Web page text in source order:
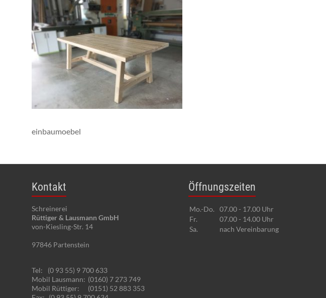
einbaumoebel
Kontakt
Schreinerei
Rüttiger & Lausmann GmbH
von-Kiesling-Str. 14
97846 Partenstein
Tel:
(0 93 55) 9 700 633
Mobil Lausmann: (0160) 7 273 749
Mobil Rüttiger:
(0151) 52 883 353
Öffnungszeiten
Mo.-Do.
07.00 - 17.00 Uhr
Fr.
07.00 - 14.00 Uhr
Sa.
nach Vereinbarung